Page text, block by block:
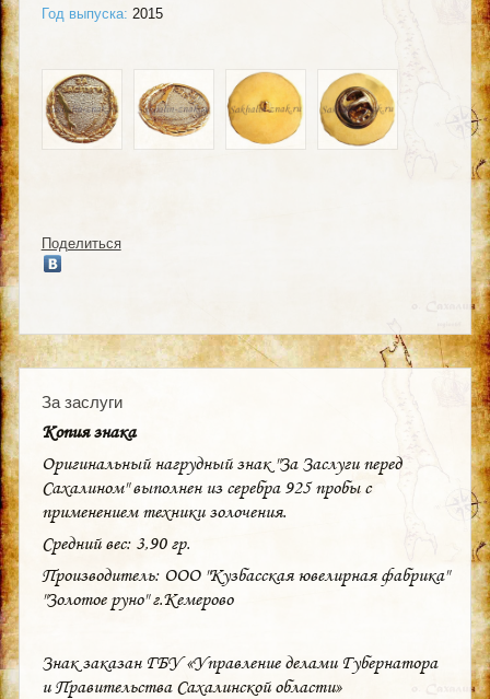
Год выпуска: 2015
Поделиться
За заслуги
Копия знака
Оригинальный нагрудный знак "За Заслуги перед
Сахалином" выполнен из серебра 925 пробы с
применением техники золочения.
Средний вес: 3,90 гр.
Производитель: ООО "Кузбасская ювелирная фабрика"
"Золотое руно" г.Кемерово
Знак заказан ГБУ «Управление делами Губернатора
и Правительства Сахалинской области»